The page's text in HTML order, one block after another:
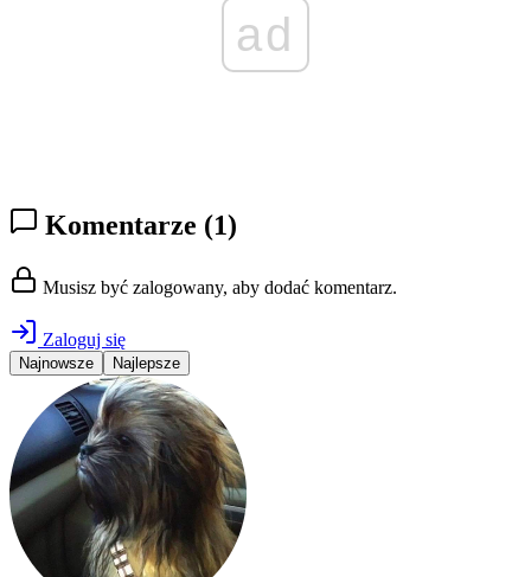
ad
Komentarze (1)
Musisz być zalogowany, aby dodać komentarz.
Zaloguj się
Najnowsze Najlepsze